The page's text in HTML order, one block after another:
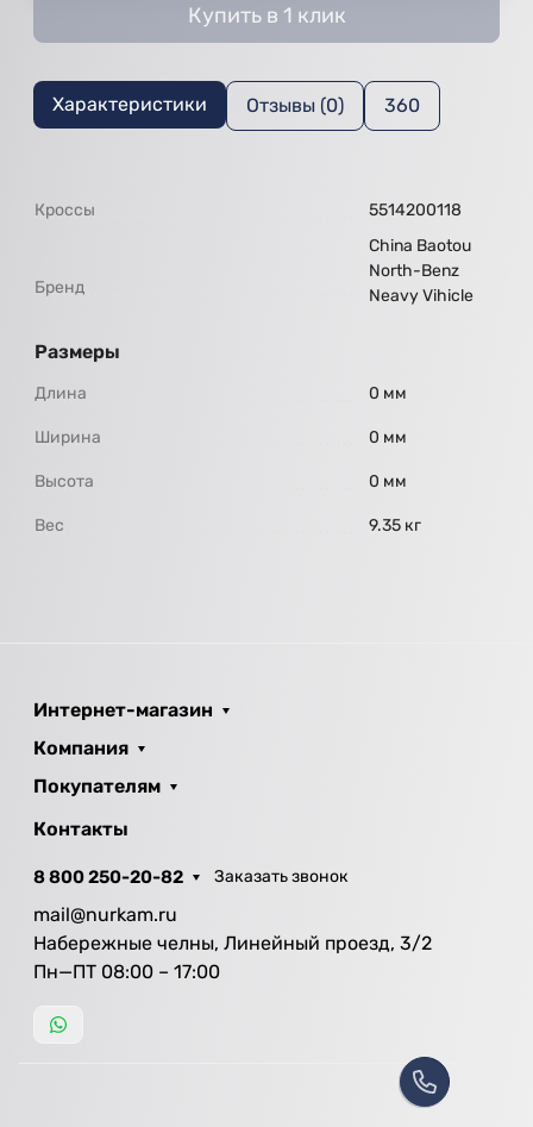
Купить в 1 клик
Характеристики Отзывы (0) 360
Кроссы 5514200118
Бренд
China Baotou
North-Benz
Neavy Vihicle
Размеры
Длина 0 мм
Ширина 0 мм
Высота 0 мм
Вес 9.35 кг
Интернет-магазин
Компания
Покупателям
Контакты
8 800 250-20-82 Заказать звонок
mail@nurkam.ru
Набережные челны, Линейный проезд, 3/2
Пн—ПТ 08:00 – 17:00